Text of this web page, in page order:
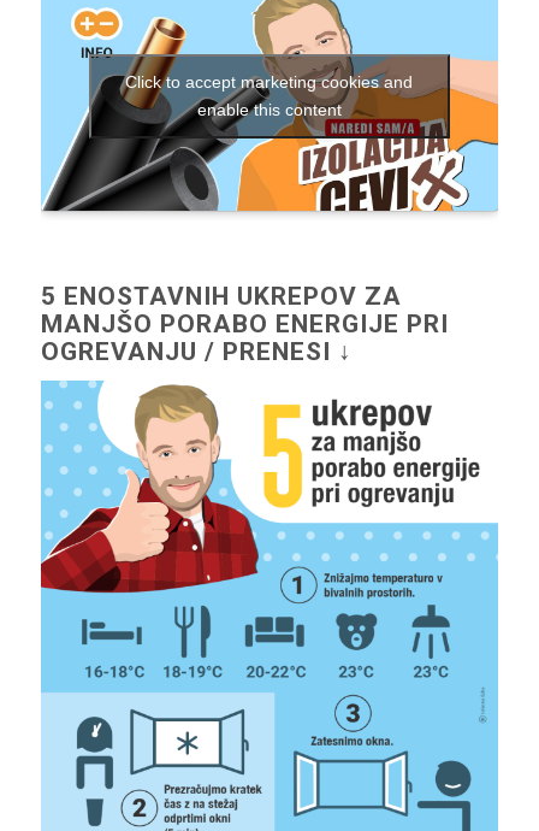
Click to accept marketing cookies and
enable this content
5 ENOSTAVNIH UKREPOV ZA
MANJŠO PORABO ENERGIJE PRI
OGREVANJU / PRENESI ↓